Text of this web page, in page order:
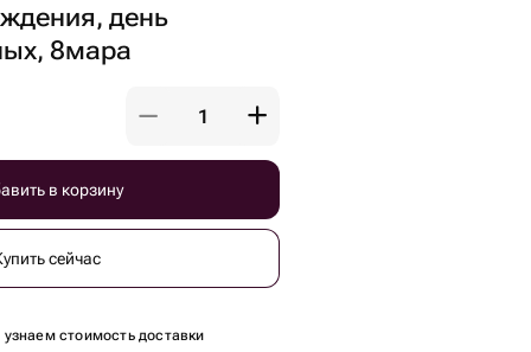
день
8мара
в корзину
сейчас
стоимость доставки